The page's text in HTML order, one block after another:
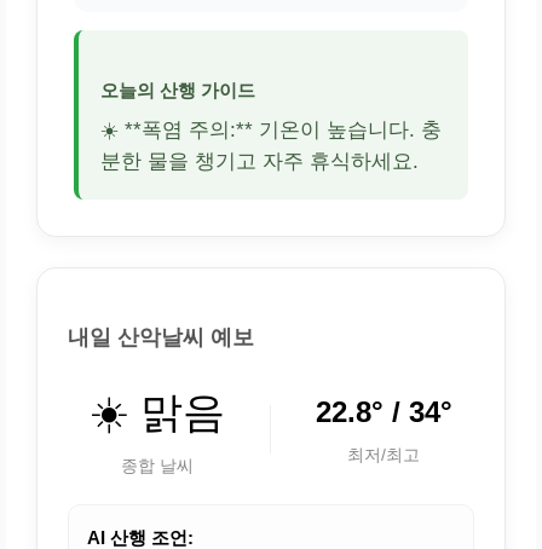
오늘의 산행 가이드
☀️ **폭염 주의:** 기온이 높습니다. 충
분한 물을 챙기고 자주 휴식하세요.
내일 산악날씨 예보
☀️ 맑음
종합 날씨
22.8° / 34°
최저/최고
AI 산행 조언: